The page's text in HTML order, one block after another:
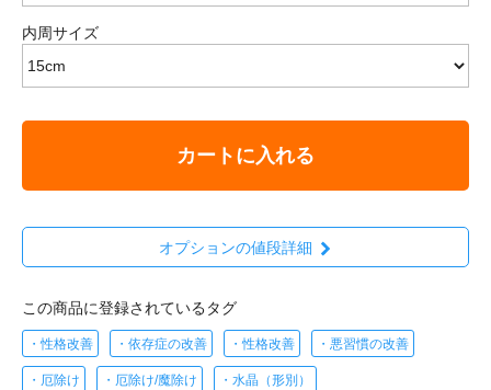
内周サイズ
カートに入れる
オプションの値段詳細
この商品に登録されているタグ
・性格改善 ・依存症の改善 ・性格改善 ・悪習慣の改善
・厄除け ・厄除け/魔除け ・水晶（形別）